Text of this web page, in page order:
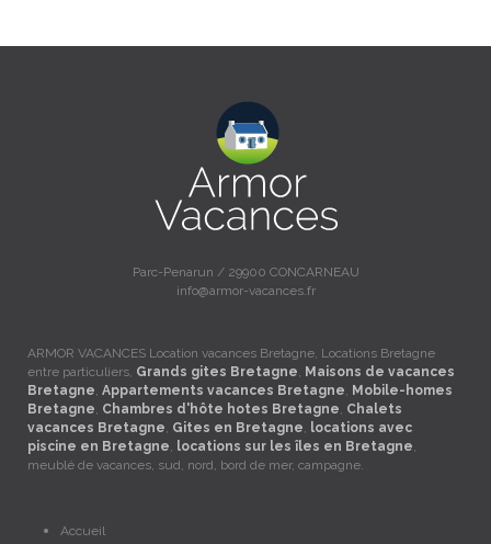
Parc-Penarun / 29900 CONCARNEAU
info@armor-vacances.fr
ARMOR VACANCES Location vacances Bretagne, Locations Bretagne
entre particuliers, Grands gites Bretagne, Maisons de vacances
Bretagne, Appartements vacances Bretagne, Mobile-homes
Bretagne, Chambres d'hôte hotes Bretagne, Chalets
vacances Bretagne, Gites en Bretagne, locations avec
piscine en Bretagne, locations sur les îles en Bretagne,
meublé de vacances, sud, nord, bord de mer, campagne.
Accueil